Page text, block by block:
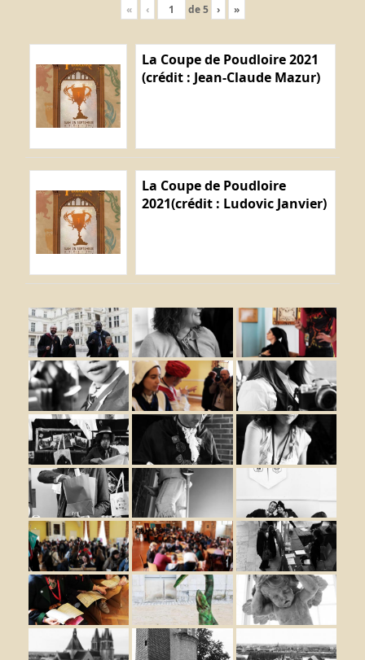
« ‹ de5 › »
La Coupe de Poudloire 2021
(crédit : Jean-Claude Mazur)
La Coupe de Poudloire
2021(crédit : Ludovic Janvier)